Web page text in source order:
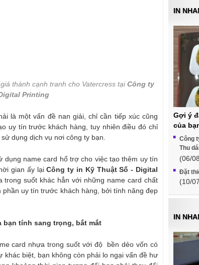
thành cạnh tranh cho Vatercress tạiCông ty
Printing
là một vấn đề nan giải, chỉ cần tiếp xúc cũng
uy tín trước khách hàng, tuy nhiên điều đó chỉ
dụng dịch vụ nơi công ty bạn.
name card hổ trợ cho việc tạo thêm uy tín
gian ấy lạiCông ty in Kỹ Thuật Số - Digital
suốt khác hẳn với những name card chất
uy tín trước khách hàng, bởi tính năng đẹp
bạn tính sang trọng, bắt mắt
card nhựa trong suốt với độ bền dẻo vốn có
biệt, bạn không còn phải lo ngại vấn đề hư
IN
Gợi ý
của
Công
Thu
(06/
Đặt
(10/
IN